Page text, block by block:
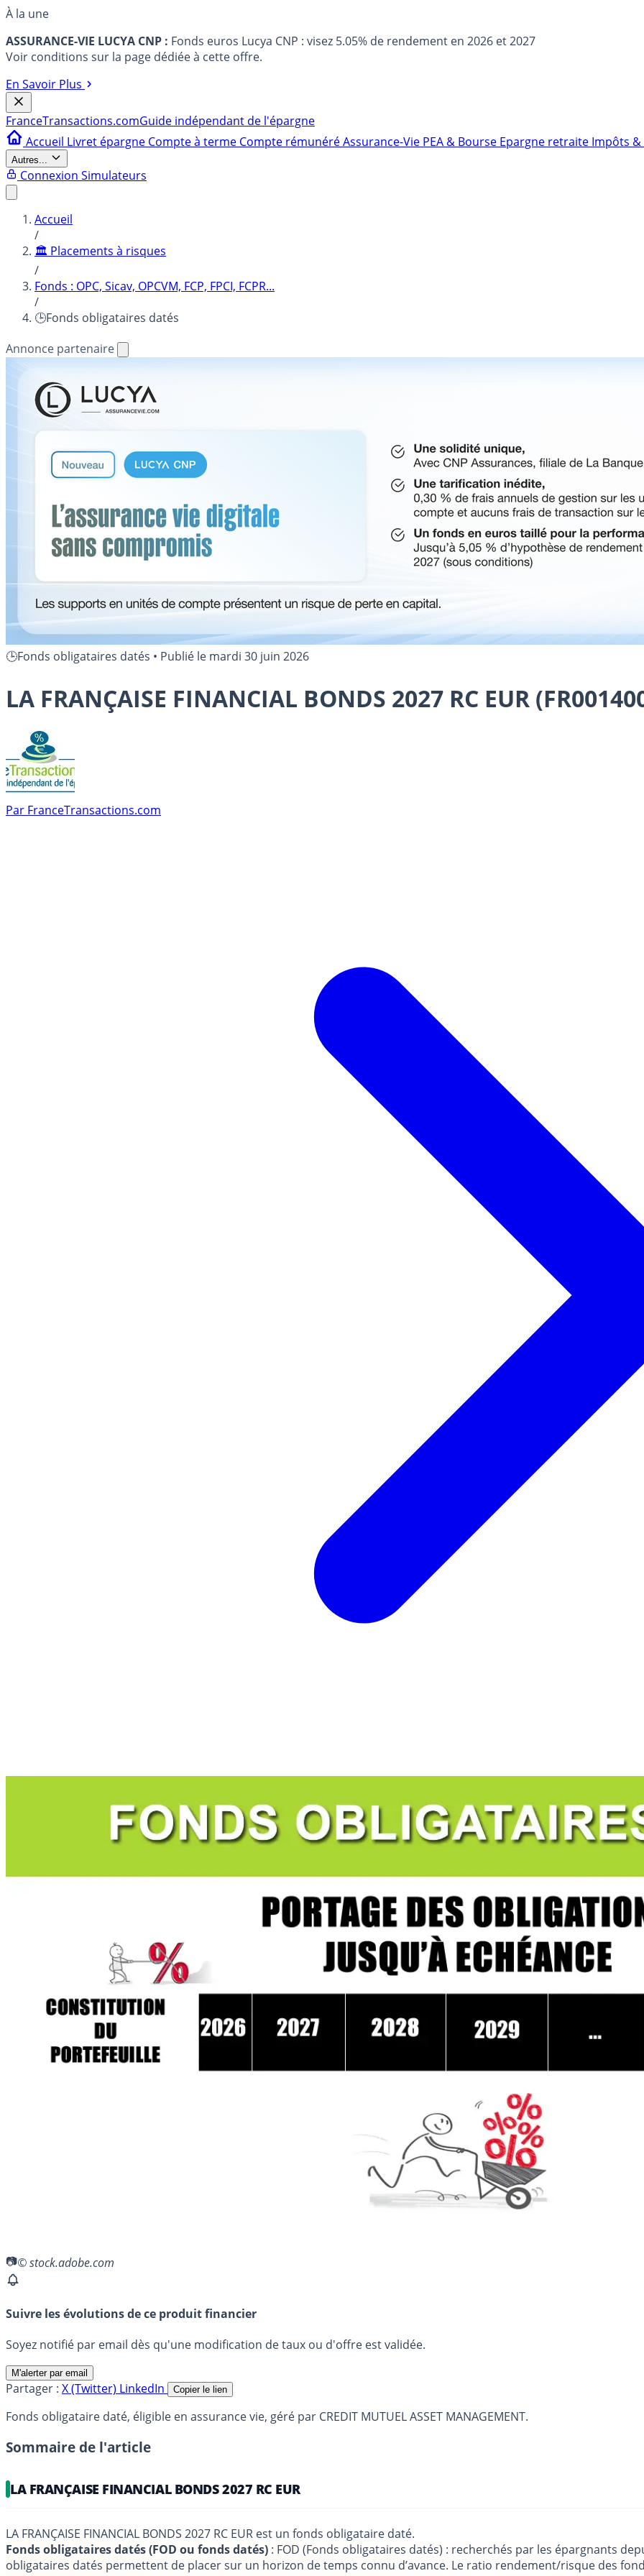
À la une
ASSURANCE-VIE LUCYA CNP : Fonds euros Lucya CNP : visez 5.05% de rendement en 2026 et 2027
Voir conditions sur la page dédiée à cette offre.
En Savoir Plus
FranceTransactions.comGuide indépendant de l'épargne
Accueil Livret épargne Compte à terme Compte rémunéréAssurance-Vie PEA & Bourse Epargne retraite Impôts &
Autres...
Connexion Simulateurs
Accueil
/
🏛️ Placements à risques
/
Fonds : OPC, Sicav, OPCVM, FCP, FPCI, FCPR...
/
🕒Fonds obligataires datés
Annonce partenaire
🕒Fonds obligataires datés • Publié le mardi 30 juin 2026
LA FRANÇAISE FINANCIAL BONDS 2027 RC EUR
Par FranceTransactions.com
© stock.adobe.com
Suivre les évolutions de ce produit financier
Soyez notifié par email dès qu'une modification de taux ou d'offre est validée.
M'alerter par email
Partager : X (Twitter) LinkedIn Copier le lien
Fonds obligataire daté, éligible en assurance vie, géré par CREDIT MUTUEL ASSET MANAGEMENT.
Sommaire de l'article
LA FRANÇAISE FINANCIAL BONDS 2027 RC EUR
LA FRANÇAISE FINANCIAL BONDS 2027 RC EUR est un fonds obligataire daté.
Fonds obligataires datés (FOD ou fonds datés) : FOD (Fonds obligataires datés) : recherchés par les épargnants
obligataires datés permettent de placer sur un horizon de temps connu d’avance. Le ratio rendement/risque des